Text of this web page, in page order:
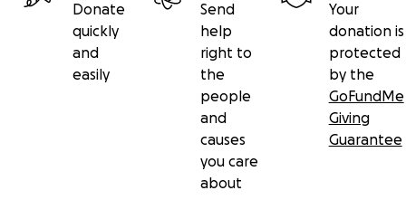
Donate
quickly
and
easily
Send
help
right to
the
people
and
causes
you care
about
Your
donation is
protected
by the
GoFundMe
Giving
Guarantee